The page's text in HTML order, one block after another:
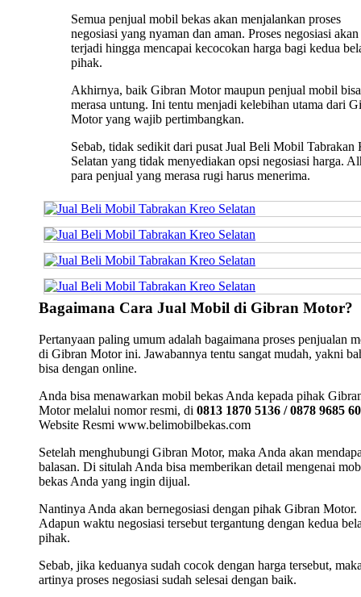
Semua penjual mobil bekas akan menjalankan proses
negosiasi yang nyaman dan aman. Proses negosiasi akan
terjadi hingga mencapai kecocokan harga bagi kedua
pihak.
Akhirnya, baik Gibran Motor maupun penjual mobil bisa
merasa untung. Ini tentu menjadi kelebihan utama dari
Motor yang wajib pertimbangkan.
Sebab, tidak sedikit dari pusat Jual Beli Mobil Tabrakan
Selatan yang tidak menyediakan opsi negosiasi harga.
para penjual yang merasa rugi harus menerima.
Bagaimana Cara Jual Mobil di Gibran Motor?
Pertanyaan paling umum adalah bagaimana proses penjualan
di Gibran Motor ini. Jawabannya tentu sangat mudah, yakni
bisa dengan online.
Anda bisa menawarkan mobil bekas Anda kepada pihak
Motor melalui nomor resmi, di 0813 1870 5136 / 0878 9685
Website Resmi www.belimobilbekas.com
Setelah menghubungi Gibran Motor, maka Anda akan
balasan. Di situlah Anda bisa memberikan detail mengenai
bekas Anda yang ingin dijual.
Nantinya Anda akan bernegosiasi dengan pihak Gibran Motor.
Adapun waktu negosiasi tersebut tergantung dengan kedua
pihak.
Sebab, jika keduanya sudah cocok dengan harga tersebut,
artinya proses negosiasi sudah selesai dengan baik.